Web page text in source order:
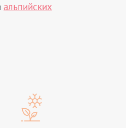
альпийских